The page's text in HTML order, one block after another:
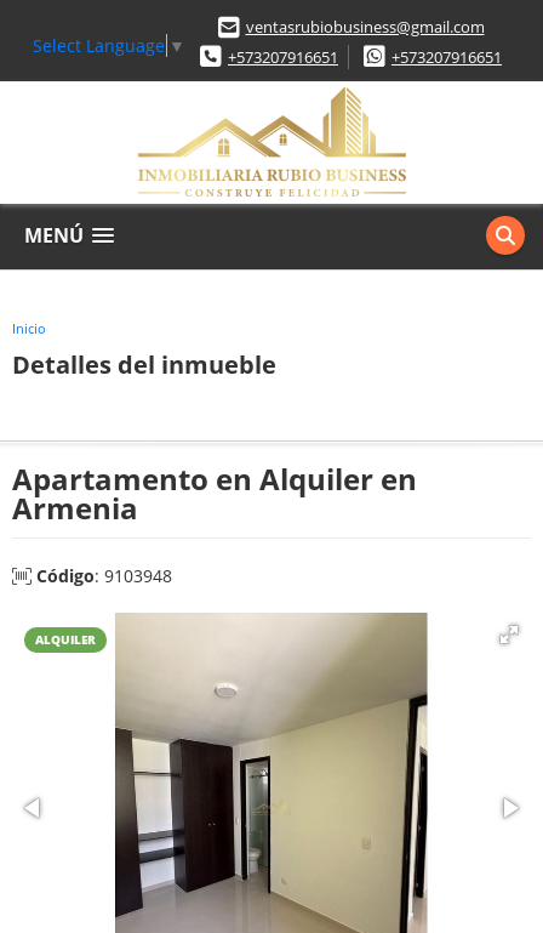
Select Language ▼
ventasrubiobusiness@gmail.com
+573207916651
+573207916651
MENÚ
Inicio
Detalles del inmueble
Apartamento en Alquiler en
Armenia
Código: 9103948
ALQUILER